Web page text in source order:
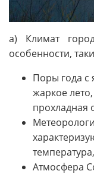
а) Климат
особенности,
Поры года
жаркое
прохладная
Атмосфера